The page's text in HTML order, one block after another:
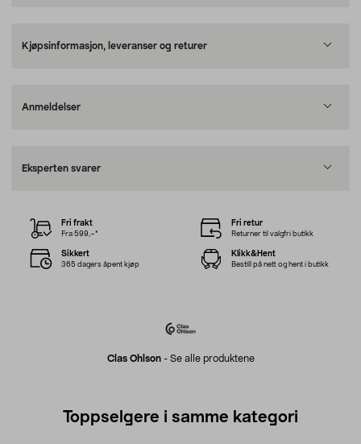
Kjøpsinformasjon, leveranser og returer
Anmeldelser
Eksperten svarer
Clas Ohlson- Se alle produktene
Fri frakt
Fra 599,–*
Fri retur
Returner til valgfri butikk
Sikkert
365 dagers åpent kjøp
Klikk&Hent
Bestill på nett og hent i butikk
Toppselgere i samme kategori